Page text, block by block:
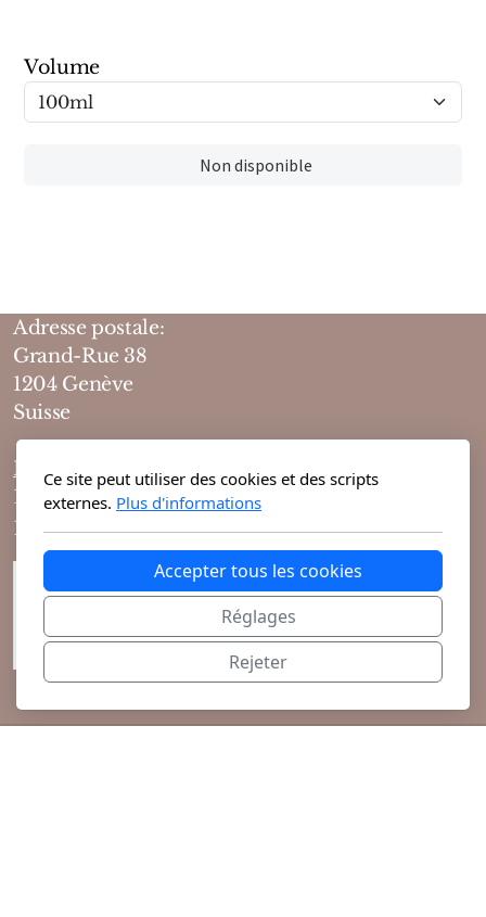
Volume
Non disponible
Adresse postale:
Grand-Rue 38
1204 Genève
Suisse
Horaires d'ouvertures :
10h-19h du lundi au vendredi
10h-18h le samedi
Ce site peut utiliser des cookies et des scripts
externes. Plus d'informations
Accepter tous les cookies
Réglages
Rejeter
Marques Anglaises
Clive Christian
Pour Lui
Pour Elle
Mixte
Bougies
Diffuseurs
Cosmétiques